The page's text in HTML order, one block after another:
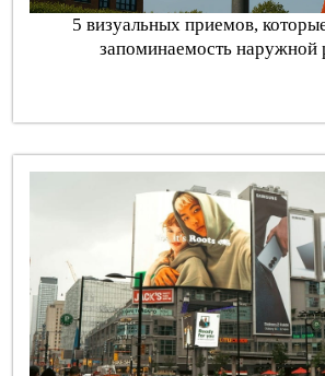
5 визуальных приемов,
запоминаемость наружной